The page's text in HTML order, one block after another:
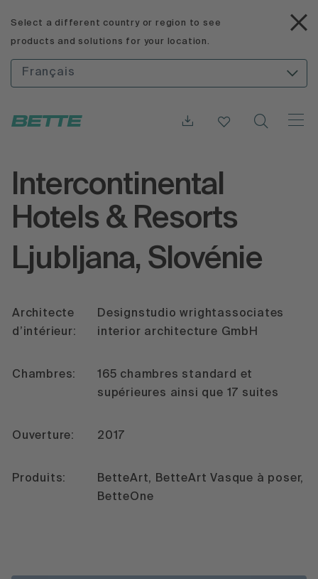
Select a different country or region to see
products and solutions for your location.
Français
Intercontinental
Hotels & Resorts
Ljubljana, Slovénie
Architecte
d’intérieur:
Designstudio wrightassociates
interior architecture GmbH
Chambres:
165 chambres standard et
supérieures ainsi que 17 suites
Ouverture: 2017
Produits:
BetteArt, BetteArt Vasque à poser,
BetteOne